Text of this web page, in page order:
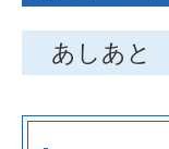
あしあと